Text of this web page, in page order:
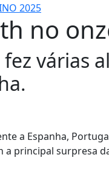
2025
no
fez várias
a Espanha,
a principal surpresa